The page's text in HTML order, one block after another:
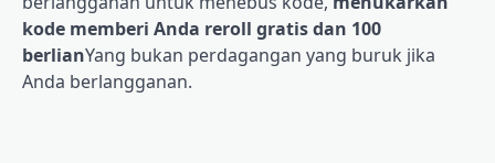
kode memberi Anda reroll gratis dan 100
berlianYang bukan perdagangan yang buruk jika
Anda berlangganan.